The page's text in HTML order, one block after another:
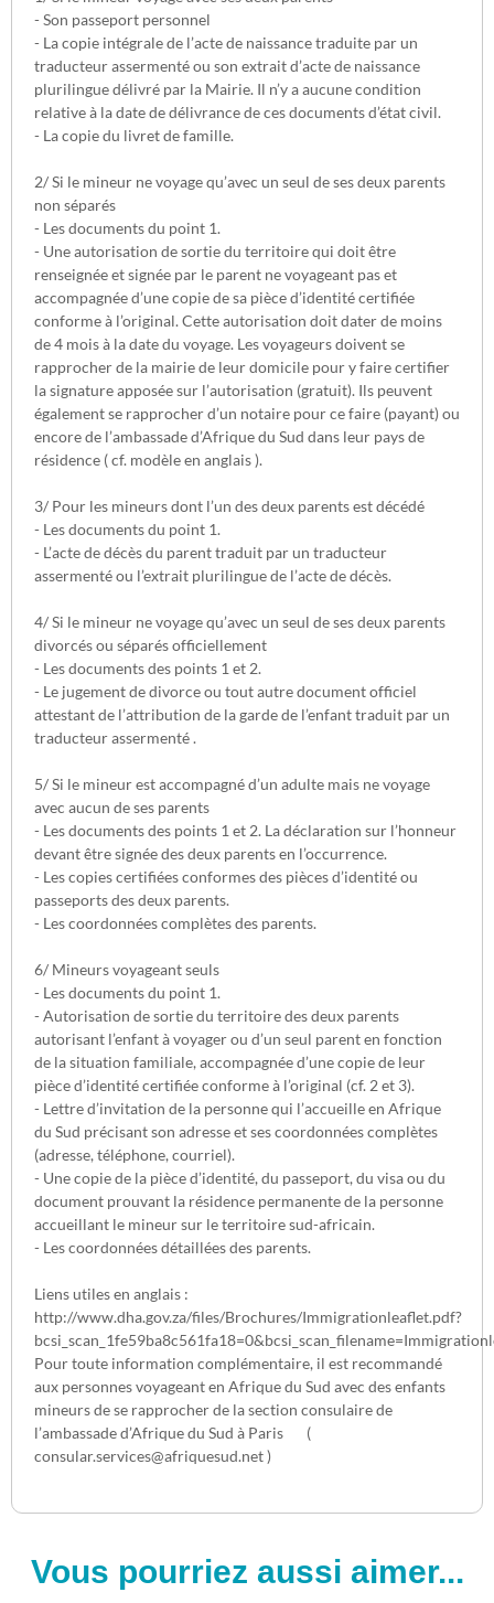
- Son passeport personnel
- La copie intégrale de l’acte de naissance traduite par un
traducteur assermenté ou son extrait d’acte de naissance
plurilingue délivré par la Mairie. Il n’y a aucune condition
relative à la date de délivrance de ces documents d’état civil.
- La copie du livret de famille.
2/ Si le mineur ne voyage qu’avec un seul de ses deux parents
non séparés
- Les documents du point 1.
- Une autorisation de sortie du territoire qui doit être
renseignée et signée par le parent ne voyageant pas et
accompagnée d’une copie de sa pièce d’identité certifiée
conforme à l’original. Cette autorisation doit dater de moins
de 4 mois à la date du voyage. Les voyageurs doivent se
rapprocher de la mairie de leur domicile pour y faire certifier
la signature apposée sur l’autorisation (gratuit). Ils peuvent
également se rapprocher d’un notaire pour ce faire (payant) ou
encore de l’ambassade d’Afrique du Sud dans leur pays de
résidence ( cf. modèle en anglais ).
3/ Pour les mineurs dont l’un des deux parents est décédé
- Les documents du point 1.
- L’acte de décès du parent traduit par un traducteur
assermenté ou l’extrait plurilingue de l’acte de décès.
4/ Si le mineur ne voyage qu’avec un seul de ses deux parents
divorcés ou séparés officiellement
- Les documents des points 1 et 2.
- Le jugement de divorce ou tout autre document officiel
attestant de l’attribution de la garde de l’enfant traduit par un
traducteur assermenté .
5/ Si le mineur est accompagné d’un adulte mais ne voyage
avec aucun de ses parents
- Les documents des points 1 et 2. La déclaration sur l’honneur
devant être signée des deux parents en l’occurrence.
- Les copies certifiées conformes des pièces d’identité ou
passeports des deux parents.
- Les coordonnées complètes des parents.
6/ Mineurs voyageant seuls
- Les documents du point 1.
- Autorisation de sortie du territoire des deux parents
autorisant l’enfant à voyager ou d’un seul parent en fonction
de la situation familiale, accompagnée d’une copie de leur
pièce d’identité certifiée conforme à l’original (cf. 2 et 3).
- Lettre d’invitation de la personne qui l’accueille en Afrique
du Sud précisant son adresse et ses coordonnées complètes
(adresse, téléphone, courriel).
- Une copie de la pièce d’identité, du passeport, du visa ou du
document prouvant la résidence permanente de la personne
accueillant le mineur sur le territoire sud-africain.
- Les coordonnées détaillées des parents.
Liens utiles en anglais :
http://www.dha.gov.za/files/Brochures/Immigrationleaflet.pdf?
Pour toute information complémentaire, il est recommandé
aux personnes voyageant en Afrique du Sud avec des enfants
mineurs de se rapprocher de la section consulaire de
l’ambassade d’Afrique du Sud à Paris (
consular.services@afriquesud.net )
Vous pourriez aussi aimer...